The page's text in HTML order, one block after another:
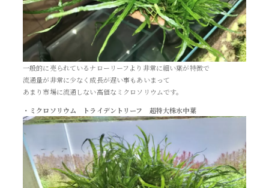
一般的に売られているナローリーフより非常に細い葉が特徴で
流通量が非常に少なく成長が遅い事もあいまって
あまり市場に流通しない高価なミクロソリウムです。
・ミクロソリウム トライデントリーフ 超特大株水中葉